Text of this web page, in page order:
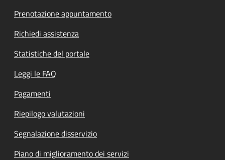
Prenotazione appuntamento
Richiedi assistenza
Statistiche del portale
Leggi le FAQ
Pagamenti
Riepilogo valutazioni
Segnalazione disservizio
Piano di miglioramento dei servizi